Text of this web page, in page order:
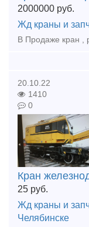
2000000 руб.
Жд краны и
20.10.22
1410
0
Кран
25 руб.
Жд краны и
Челябинске